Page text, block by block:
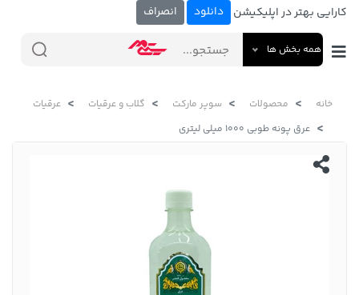
کارایی بهتر در اپلیکیشن دانلود انصراف
همه بخش ها
خانه محصولات سوپر مارکت گلاب و عرقیات
عرقیات
عرق پونه طوبی 1000 میلی لیتری